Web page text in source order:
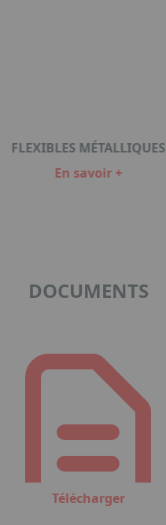
FLEXIBLES MÉTALLIQUES
En savoir +
DOCUMENTS
Télécharger